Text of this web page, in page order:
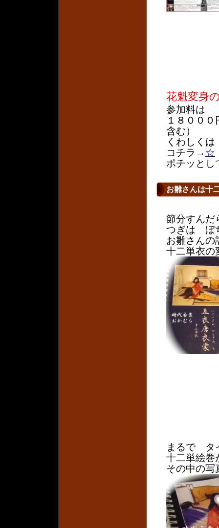
花魁変身
参加料は
１８００
含む）
くわしくは
コチラ→ ☆
ポチッとし
お雛さんは十
節分すんだ
つぎは ぼ
お雛さんの
十二単衣の
まるで タ
十二単絵巻
その中の写